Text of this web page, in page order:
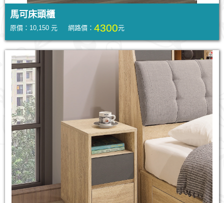
馬可床頭櫃
原價：10,150 元 網路價： 4300元